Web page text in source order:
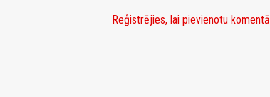
Reģistrējies, lai pievienotu